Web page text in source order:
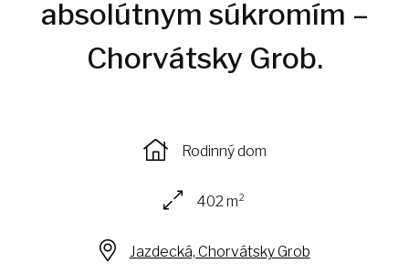
absolútnym súkromím –
Chorvátsky Grob.
Rodinný dom
402 m²
Jazdecká, Chorvátsky Grob